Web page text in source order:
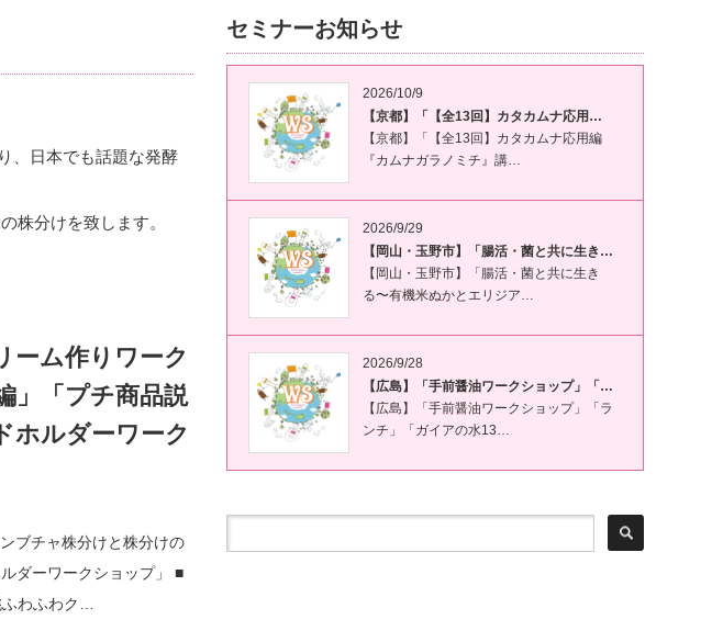
、日本でも話題な発酵
株分けを致します。
ーム作りワーク
」「プチ商品説
ホルダーワーク
ブチャ株分けと株分けの
ダーワークショップ」 ■
わふわク…
セミナーお知らせ
2026/10/9
【京都】「【全13回】カタカムナ応用…
【京都】「【全13回】カタカムナ応用編
『カムナガラノミチ』講…
2026/9/29
【岡山・玉野市】「腸活・菌と共に生き…
【岡山・玉野市】「腸活・菌と共に生き
る〜有機米ぬかとエリジア…
2026/9/28
【広島】「手前醤油ワークショップ」「…
【広島】「手前醤油ワークショップ」「ラ
ンチ」「ガイアの水13…